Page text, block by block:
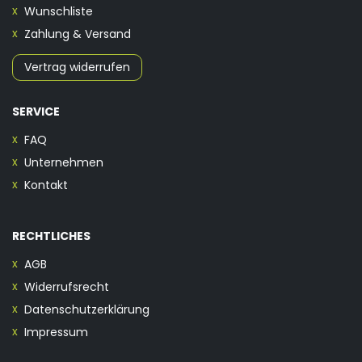
Wunschliste
Zahlung & Versand
Vertrag widerrufen
SERVICE
FAQ
Unternehmen
Kontakt
RECHTLICHES
AGB
Widerrufsrecht
Datenschutzerklärung
Impressum